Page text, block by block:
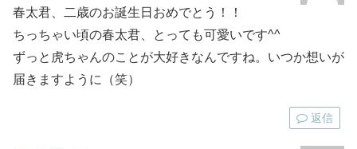
春太君、二歳のお誕生日おめでとう！！
ちっちゃい頃の春太君、とっても可愛いです^^
ずっと虎ちゃんのことが大好きなんですね。いつか想いが
届きますように（笑）
返信